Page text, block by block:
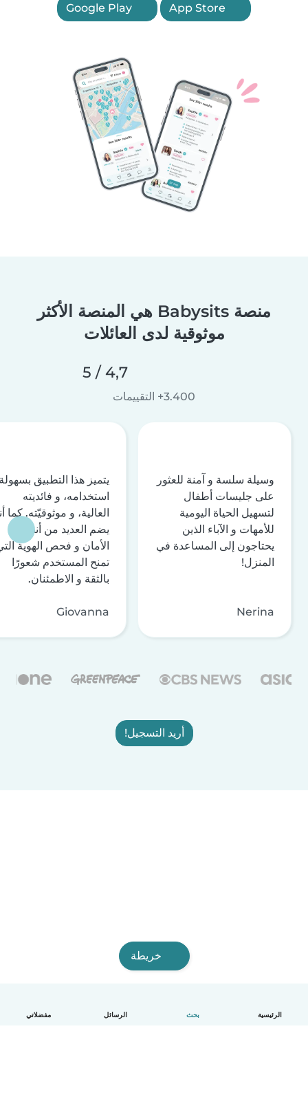
الرئيسية بحث الرسائل مفضلاتي
منصة Babysits هي المنصة الأكثر
موثوقية لدى العائلات
4,7 / 5
3.400+ التقييمات
وسيلة سلسة و آمنة للعثور
على جليسات أطفال
لتسهيل الحياة اليومية
للأمهات و الآباء الذين
يحتاجون إلى المساعدة في
المنزل!
Nerina
يتميز هذا التطبيق
استخدامه، و فائديته
العالية، و موثوقيّته. كما
يضم العديد من أنظمة
الأمان و فحص الهوية
تمنح المستخدم شعورًا
بالثقة و الاطمئنان.
Giovanna
أريد التسجيل!
خريطة